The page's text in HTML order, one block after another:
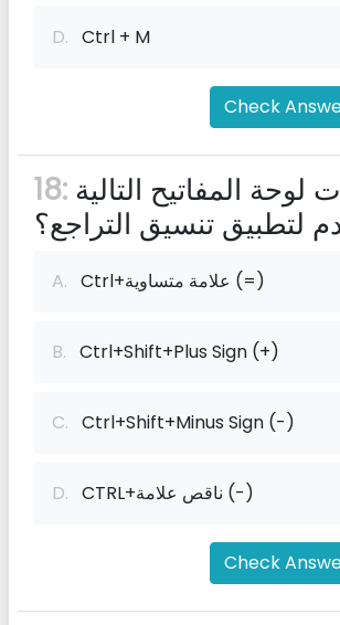
D. Ctrl + M
Check
18:
لتطبيق تنسيق التراجع؟
A. Ctrl+علامة متساوية (=)
B. Ctrl+Shift+Plus Sign (+)
C. Ctrl+Shift+Minus Sign (-)
D. CTRL+ناقص علامة (-)
Check